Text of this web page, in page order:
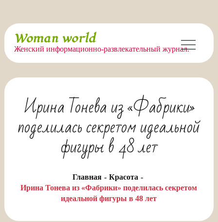
Перейти
содержимому
Woman world
Женский информационно-развлекательный журнал.
Ирина Тонева из «Фабрики»
поделилась секретом идеальной
фигуры в 48 лет
Главная
Красота
Ирина Тонева из «Фабрики» поделилась секретом
идеальной фигуры в 48 лет